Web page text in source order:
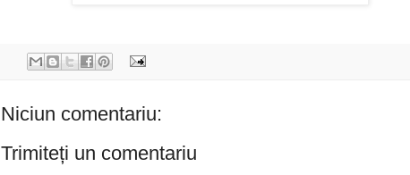
Niciun comentariu:
Trimiteți un comentariu